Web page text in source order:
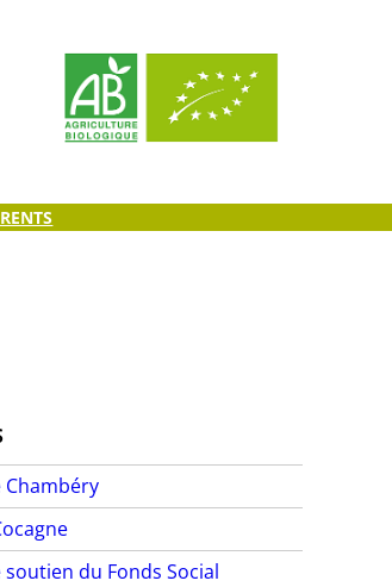
Chambéry
du Fonds Social